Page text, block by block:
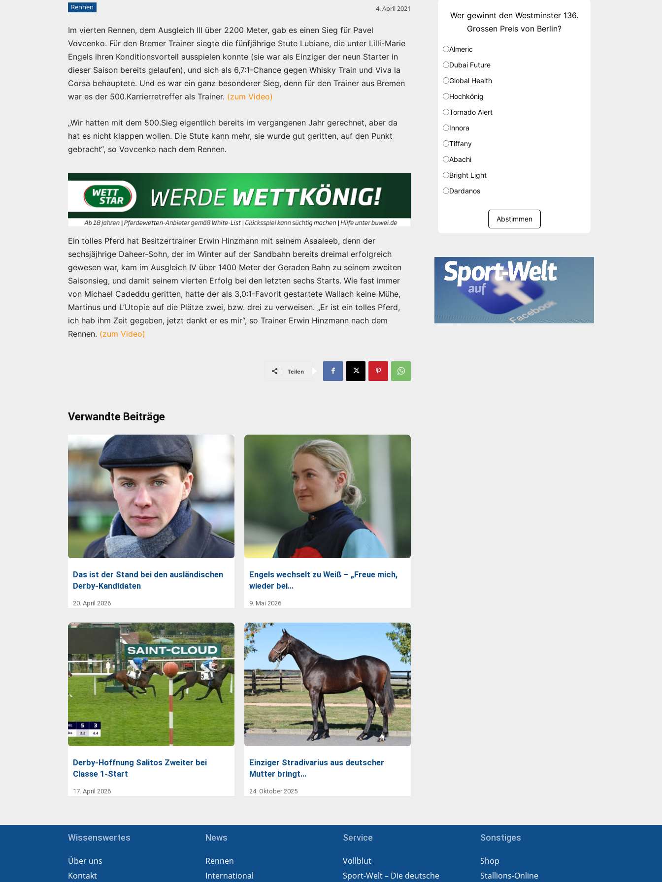
Rennen 4. April 2021
Im vierten Rennen, dem Ausgleich III über 2200 Meter, gab es einen Sieg für Pavel
Vovcenko. Für den Bremer Trainer siegte die fünfjährige Stute Lubiane, die unter Lilli-Marie
Engels ihren Konditionsvorteil ausspielen konnte (sie war als Einziger der neun Starter in
dieser Saison bereits gelaufen), und sich als 6,7:1-Chance gegen Whisky Train und Viva la
Corsa behauptete. Und es war ein ganz besonderer Sieg, denn für den Trainer aus Bremen
war es der 500.Karrierretreffer als Trainer. (zum Video)
„Wir hatten mit dem 500.Sieg eigentlich bereits im vergangenen Jahr gerechnet, aber da
hat es nicht klappen wollen. Die Stute kann mehr, sie wurde gut geritten, auf den Punkt
gebracht“, so Vovcenko nach dem Rennen.
Ein tolles Pferd hat Besitzertrainer Erwin Hinzmann mit seinem Asaaleeb, denn der
sechsjäjhrige Daheer-Sohn, der im Winter auf der Sandbahn bereits dreimal erfolgreich
gewesen war, kam im Ausgleich IV über 1400 Meter der Geraden Bahn zu seinem zweiten
Saisonsieg, und damit seinem vierten Erfolg bei den letzten sechs Starts. Wie fast immer
von Michael Cadeddu geritten, hatte der als 3,0:1-Favorit gestartete Wallach keine Mühe,
Martinus und L’Utopie auf die Plätze zwei, bzw. drei zu verweisen. „Er ist ein tolles Pferd,
ich hab ihm Zeit gegeben, jetzt dankt er es mir“, so Trainer Erwin Hinzmann nach dem
Rennen. (zum Video)
Teilen
Verwandte Beiträge
Das ist der Stand bei den ausländischen
Derby-Kandidaten
20. April 2026
Engels wechselt zu Weiß – „Freue mich,
wieder bei…
9. Mai 2026
Derby-Hoffnung Salitos Zweiter bei
Classe 1-Start
17. April 2026
Einziger Stradivarius aus deutscher
Mutter bringt…
24. Oktober 2025
Wer gewinnt den Westminster 136.
Grossen Preis von Berlin?
Almeric
Dubai Future
Global Health
Hochkönig
Tornado Alert
Innora
Tiffany
Abachi
Bright Light
Dardanos
Abstimmen
Wissenswertes
Über uns
Kontakt
News
Rennen
International
Service
Vollblut
Sport-Welt – Die deutsche
Sonstiges
Shop
Stallions-Online